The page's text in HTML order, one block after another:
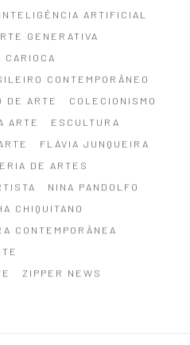
ARTIFICIAL
GENERATIVA
CARIOCA
CONTEMPORÂNEO
DE ARTE
COLECIONISMO
ARTE
ESCULTURA
FLÁVIA JUNQUEIRA
DE ARTES
NINA PANDOLFO
CHIQUITANO
CONTEMPORÂNEA
ZIPPER NEWS